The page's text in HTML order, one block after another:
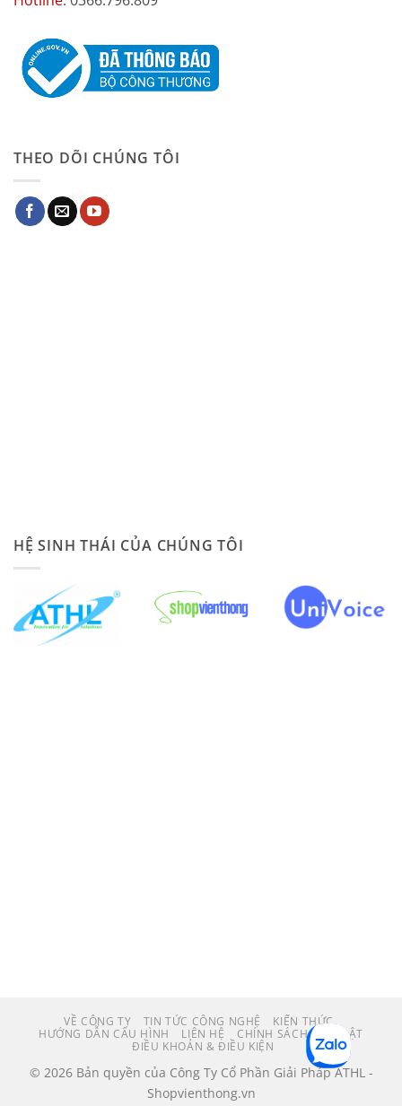
THEO DÕI CHÚNG TÔI
HỆ SINH THÁI CỦA CHÚNG TÔI
VỀ CÔNG TY TIN TỨC CÔNG NGHỆ
KIẾN THỨC
HƯỚNG DẪN CẤU HÌNH
LIÊN HỆ
CHÍNH SÁCH BẢO MẬT
ĐIỀU KHOẢN & ĐIỀU KIỆN
© 2026 Bản quyền của Công Ty Cổ Phần Giải Pháp ATHL -
Shopvienthong.vn